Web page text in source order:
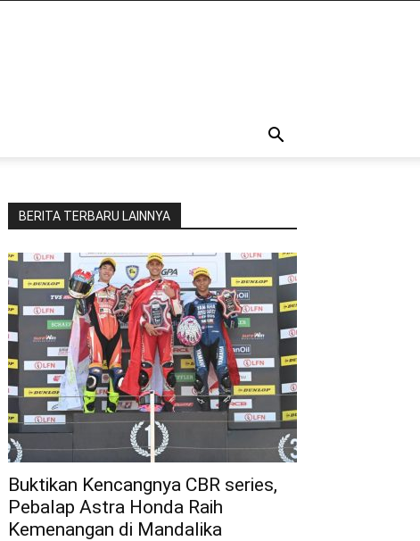
BERITA TERBARU LAINNYA
Buktikan Kencangnya CBR series,
Pebalap Astra Honda Raih
Kemenangan di Mandalika